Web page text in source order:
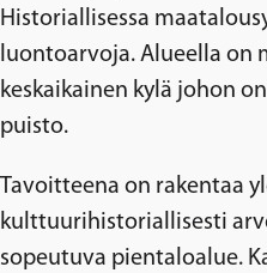
Historiallisessa
luontoarvoja. Alueella on
keskaikainen kylä johon
puisto.
Tavoitteena on rakentaa
kulttuurihistoriallisesti
sopeutuva pientaloalue.